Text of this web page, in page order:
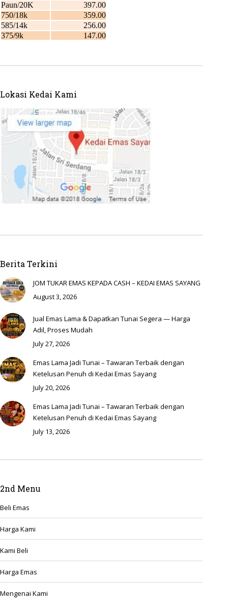
Lokasi Kedai Kami
Berita Terkini
JOM TUKAR EMAS KEPADA CASH – KEDAI EMAS SAYANG
August 3, 2026
Jual Emas Lama & Dapatkan Tunai Segera — Harga
Adil, Proses Mudah
July 27, 2026
Emas Lama Jadi Tunai – Tawaran Terbaik dengan
Ketelusan Penuh di Kedai Emas Sayang
July 20, 2026
Emas Lama Jadi Tunai – Tawaran Terbaik dengan
Ketelusan Penuh di Kedai Emas Sayang
July 13, 2026
2nd Menu
Beli Emas
Harga Kami
Kami Beli
Harga Emas
Mengenai Kami